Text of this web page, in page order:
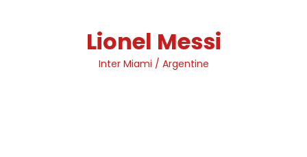
Lionel Messi
Inter Miami / Argentine